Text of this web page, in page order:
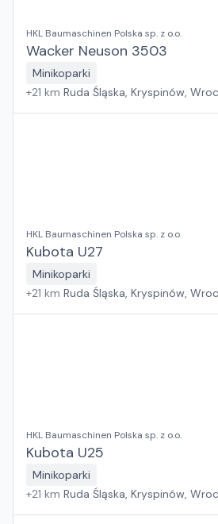
HKL Baumaschinen Polska sp. z o.o.
Wacker Neuson 3503
Minikoparki
+21 km Ruda Śląska, Kryspinów,
HKL Baumaschinen Polska sp. z o.o.
Kubota U27
Minikoparki
+21 km Ruda Śląska, Kryspinów,
HKL Baumaschinen Polska sp. z o.o.
Kubota U25
Minikoparki
+21 km Ruda Śląska, Kryspinów,